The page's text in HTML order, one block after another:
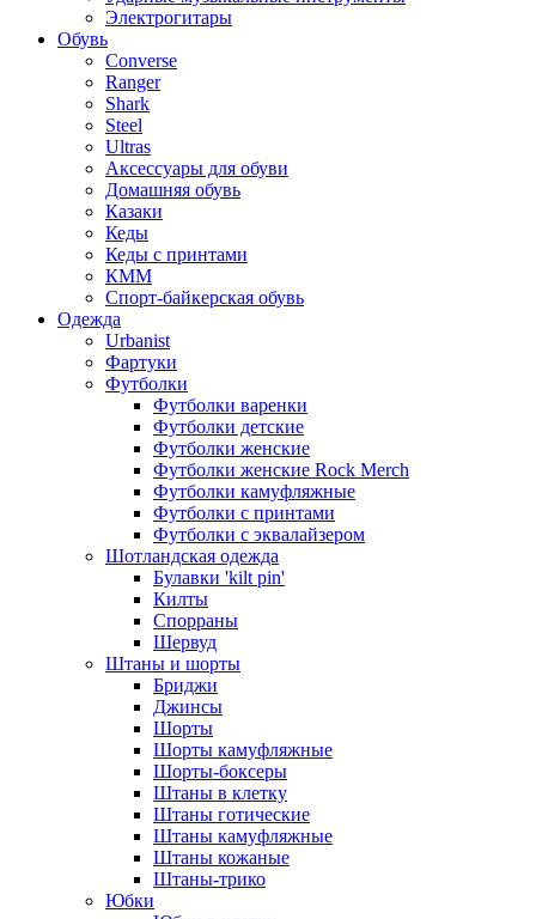
Электрогитары
Обувь
Converse
Ranger
Shark
Steel
Ultras
Аксессуары для обуви
Домашняя обувь
Казаки
Кеды
Кеды с принтами
КММ
Спорт-байкерская обувь
Одежда
Urbanist
Фартуки
Футболки
Футболки варенки
Футболки детские
Футболки женские
Футболки женские Rock Merch
Футболки камуфляжные
Футболки с принтами
Футболки с эквалайзером
Шотландская одежда
Булавки 'kilt pin'
Килты
Спорраны
Шервуд
Штаны и шорты
Бриджи
Джинсы
Шорты
Шорты камуфляжные
Шорты-боксеры
Штаны в клетку
Штаны готические
Штаны камуфляжные
Штаны кожаные
Штаны-трико
Юбки